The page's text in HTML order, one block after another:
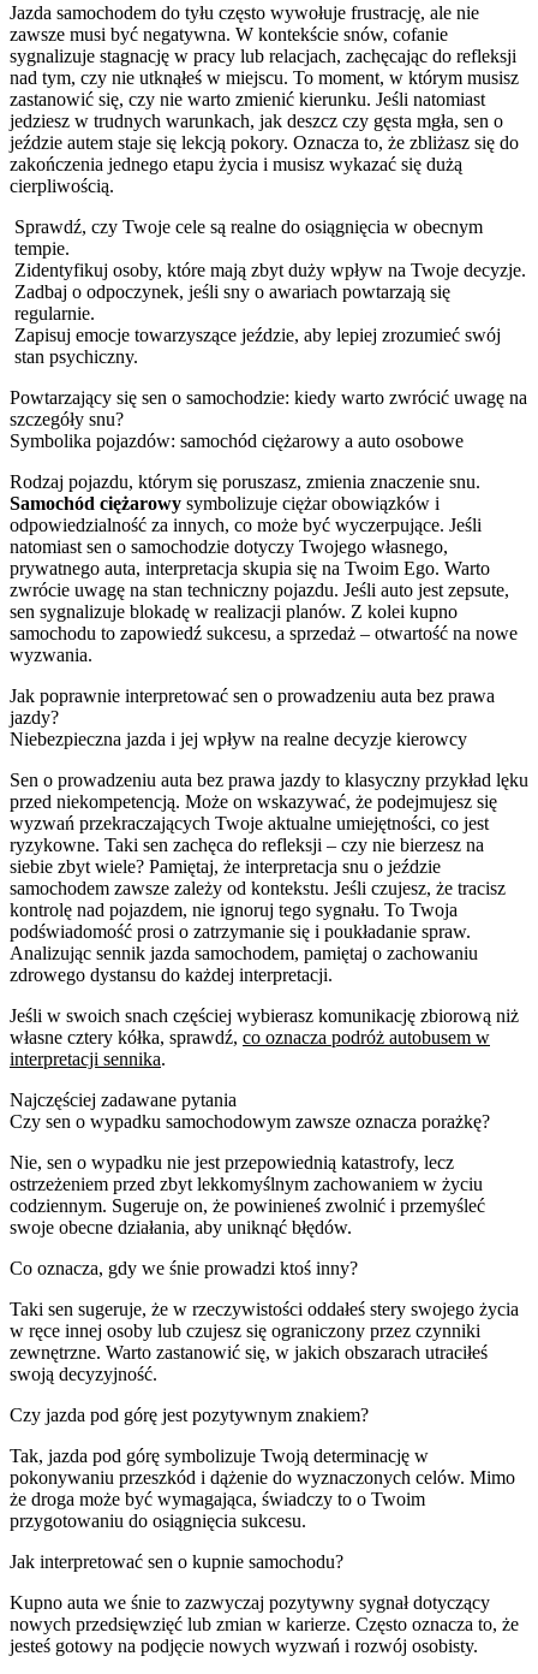
Jazda samochodem do tyłu często wywołuje frustrację, ale nie
zawsze musi być negatywna. W kontekście snów, cofanie
sygnalizuje stagnację w pracy lub relacjach, zachęcając do refleksji
nad tym, czy nie utknąłeś w miejscu. To moment, w którym musisz
zastanowić się, czy nie warto zmienić kierunku. Jeśli natomiast
jedziesz w trudnych warunkach, jak deszcz czy gęsta mgła, sen o
jeździe autem staje się lekcją pokory. Oznacza to, że zbliżasz się do
zakończenia jednego etapu życia i musisz wykazać się dużą
cierpliwością.
Sprawdź, czy Twoje cele są realne do osiągnięcia w obecnym
tempie.
Zidentyfikuj osoby, które mają zbyt duży wpływ na Twoje decyzje.
Zadbaj o odpoczynek, jeśli sny o awariach powtarzają się
regularnie.
Zapisuj emocje towarzyszące jeździe, aby lepiej zrozumieć swój
stan psychiczny.
Powtarzający się sen o samochodzie: kiedy warto zwrócić uwagę na
szczegóły snu?
Symbolika pojazdów: samochód ciężarowy a auto osobowe
Rodzaj pojazdu, którym się poruszasz, zmienia znaczenie snu.
Samochód ciężarowy symbolizuje ciężar obowiązków i
odpowiedzialność za innych, co może być wyczerpujące. Jeśli
natomiast sen o samochodzie dotyczy Twojego własnego,
prywatnego auta, interpretacja skupia się na Twoim Ego. Warto
zwrócie uwagę na stan techniczny pojazdu. Jeśli auto jest zepsute,
sen sygnalizuje blokadę w realizacji planów. Z kolei kupno
samochodu to zapowiedź sukcesu, a sprzedaż – otwartość na nowe
wyzwania.
Jak poprawnie interpretować sen o prowadzeniu auta bez prawa
jazdy?
Niebezpieczna jazda i jej wpływ na realne decyzje kierowcy
Sen o prowadzeniu auta bez prawa jazdy to klasyczny przykład lęku
przed niekompetencją. Może on wskazywać, że podejmujesz się
wyzwań przekraczających Twoje aktualne umiejętności, co jest
ryzykowne. Taki sen zachęca do refleksji – czy nie bierzesz na
siebie zbyt wiele? Pamiętaj, że interpretacja snu o jeździe
samochodem zawsze zależy od kontekstu. Jeśli czujesz, że tracisz
kontrolę nad pojazdem, nie ignoruj tego sygnału. To Twoja
podświadomość prosi o zatrzymanie się i poukładanie spraw.
Analizując sennik jazda samochodem, pamiętaj o zachowaniu
zdrowego dystansu do każdej interpretacji.
Jeśli w swoich snach częściej wybierasz komunikację zbiorową niż
własne cztery kółka, sprawdź, co oznacza podróż autobusem w
interpretacji sennika.
Najczęściej zadawane pytania
Czy sen o wypadku samochodowym zawsze oznacza porażkę?
Nie, sen o wypadku nie jest przepowiednią katastrofy, lecz
ostrzeżeniem przed zbyt lekkomyślnym zachowaniem w życiu
codziennym. Sugeruje on, że powinieneś zwolnić i przemyśleć
swoje obecne działania, aby uniknąć błędów.
Co oznacza, gdy we śnie prowadzi ktoś inny?
Taki sen sugeruje, że w rzeczywistości oddałeś stery swojego życia
w ręce innej osoby lub czujesz się ograniczony przez czynniki
zewnętrzne. Warto zastanowić się, w jakich obszarach utraciłeś
swoją decyzyjność.
Czy jazda pod górę jest pozytywnym znakiem?
Tak, jazda pod górę symbolizuje Twoją determinację w
pokonywaniu przeszkód i dążenie do wyznaczonych celów. Mimo
że droga może być wymagająca, świadczy to o Twoim
przygotowaniu do osiągnięcia sukcesu.
Jak interpretować sen o kupnie samochodu?
Kupno auta we śnie to zazwyczaj pozytywny sygnał dotyczący
nowych przedsięwzięć lub zmian w karierze. Często oznacza to, że
jesteś gotowy na podjęcie nowych wyzwań i rozwój osobisty.